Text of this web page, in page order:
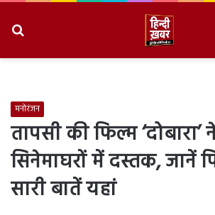
मनोरंजन
तापसी की फिल्म
सिनेमाघरों में दस्तक, जानें
सारी बातें यहां